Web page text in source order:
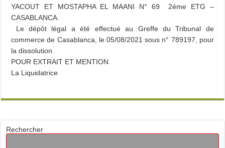
YACOUT ET MOSTAPHA EL MAANI N° 69 2éme ETG –
CASABLANCA.
Le dépôt légal a été effectué au Greffe du Tribunal de
commerce de Casablanca, le 05/08/2021 sous n° 789197, pour
la dissolution.
POUR EXTRAIT ET MENTION
La Liquidatrice
Rechercher